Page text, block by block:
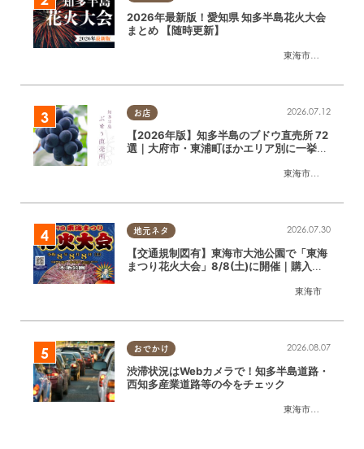
東海市
,大府市
2026年最新版！愛知県 知多半島花火大会
まとめ 【随時更新】
お店
東海市
,大府市
2026.07.12
【2026年版】知多半島のブドウ直売所 72
選｜大府市・東浦町ほかエリア別に一挙紹
地元ネタ
東海市
2026.07.30
【交通規制図有】東海市大池公園で「東海
まつり花火大会」8/8(土)に開催｜購入方
おでかけ
東海市
,大府市
2026.08.07
渋滞状況はWebカメラで！知多半島道路・
西知多産業道路等の今をチェック